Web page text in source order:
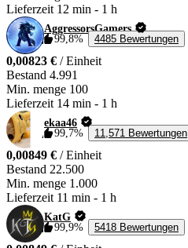
Lieferzeit 12 min - 1 h
AggressorsGamers
99,8%
4485 Bewertungen
0,00823 € / Einheit
Bestand 4.991
Min. menge 100
Lieferzeit 14 min - 1 h
ekaa46
99,7%
11,571 Bewertungen
0,00849 € / Einheit
Bestand 22.500
Min. menge 1.000
Lieferzeit 11 min - 1 h
KatG
99,9%
5418 Bewertungen